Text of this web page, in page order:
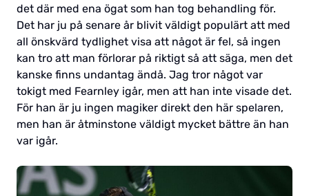
det där med ena ögat som han tog behandling för.
Det har ju på senare år blivit väldigt populärt att med
all önskvärd tydlighet visa att något är fel, så ingen
kan tro att man förlorar på riktigt så att säga, men det
kanske finns undantag ändå. Jag tror något var
tokigt med Fearnley igår, men att han inte visade det.
För han är ju ingen magiker direkt den här spelaren,
men han är åtminstone väldigt mycket bättre än han
var igår.